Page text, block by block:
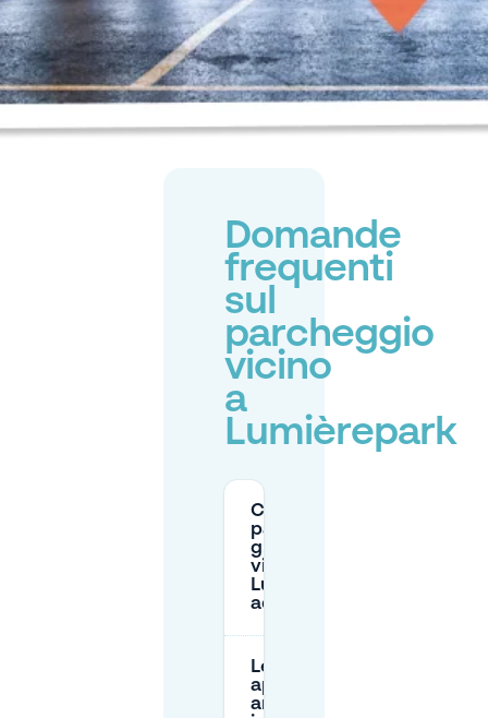
Domande
frequenti
sul
parcheggio
vicino
a
Lumièrepark
C'è
parcheggio
gratuito
vicino a
Lumièrepark
ad Almere?
Le zone blu si
applicano
ancora